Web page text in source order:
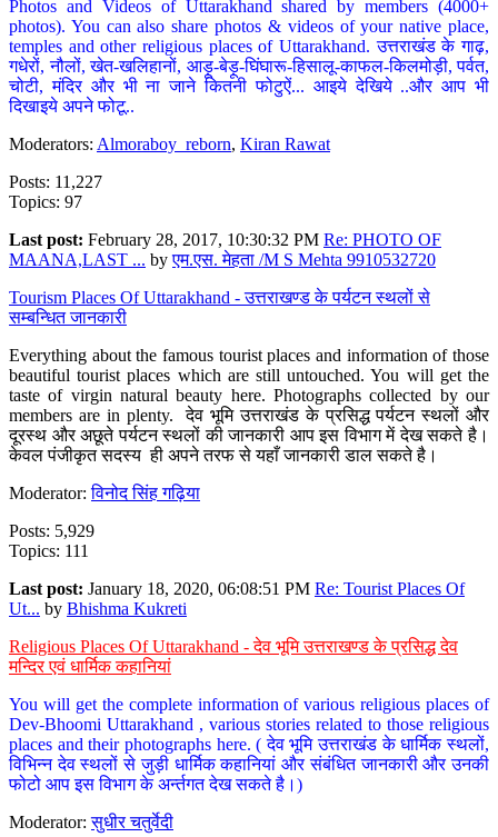
Photos and Videos of Uttarakhand shared by members (4000+
photos). You can also share photos & videos of your native place,
temples and other religious places of Uttarakhand. उत्तराखंड के गाढ़,
गधेरों, नौलों, खेत-खलिहानों, आड़ू-बेड़ू-घिंघारू-हिसालू-काफल-किलमोड़ी, पर्वत,
चोटी, मंदिर और भी ना जाने कितनी फोटुऐं... आइये देखिये ..और आप भी
दिखाइये अपने फोटू..
Moderators: Almoraboy_reborn, Kiran Rawat
Posts: 11,227
Topics: 97
Last post: February 28, 2017, 10:30:32 PM Re: PHOTO OF
MAANA,LAST ... byएम.एस. मेहता /M S Mehta 9910532720
Tourism Places Of Uttarakhand - उत्तराखण्ड के पर्यटन स्थलों से
सम्बन्धित जानकारी
Everything about the famous tourist places and information of those
beautiful tourist places which are still untouched. You will get the
taste of virgin natural beauty here. Photographs collected by our
members are in plenty. देव भूमि उत्तराखंड के प्रसिद्ध पर्यटन स्थलों और
दूरस्थ और अछूते पर्यटन स्थलों की जानकारी आप इस विभाग में देख सकते है।
केवल पंजीकृत सदस्य ही अपने तरफ से यहाँ जानकारी डाल सकते है।
Moderator:विनोद सिंह गढ़िया
Posts: 5,929
Topics: 111
Last post: January 18, 2020, 06:08:51 PM Re: Tourist Places Of
Ut... by Bhishma Kukreti
Religious Places Of Uttarakhand - देव भूमि उत्तराखण्ड के प्रसिद्ध देव
मन्दिर एवं धार्मिक कहानियां
You will get the complete information of various religious places of
Dev-Bhoomi Uttarakhand , various stories related to those religious
places and their photographs here. ( देव भूमि उत्तराखंड के धार्मिक स्थलों,
विभिन्न देव स्थलों से जुड़ी धार्मिक कहानियां और संबंधित जानकारी और उनकी
फोटो आप इस विभाग के अर्न्तगत देख सकते है।)
Moderator:सुधीर चतुर्वेदी